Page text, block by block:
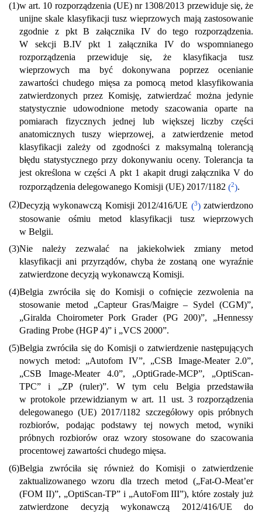
(1)w art. 10 rozporządzenia (UE) nr 1308/2013 przewiduje się, że
unijne skale klasyfikacji tusz wieprzowych mają zastosowanie
zgodnie z pkt B załącznika IV do tego rozporządzenia.
W sekcji B.IV pkt 1 załącznika IV do wspomnianego
rozporządzenia przewiduje się, że klasyfikacja tusz
wieprzowych ma być dokonywana poprzez ocenianie
zawartości chudego mięsa za pomocą metod klasyfikowania
zatwierdzonych przez Komisję, zatwierdzać można jedynie
statystycznie udowodnione metody szacowania oparte na
pomiarach fizycznych jednej lub większej liczby części
anatomicznych tuszy wieprzowej, a zatwierdzenie metod
klasyfikacji zależy od zgodności z maksymalną tolerancją
błędu statystycznego przy dokonywaniu oceny. Tolerancja ta
jest określona w części A pkt 1 akapit drugi załącznika V do
rozporządzenia delegowanego Komisji (UE) 2017/1182 (2).
(2)Decyzją wykonawczą Komisji 2012/416/UE (3)zatwierdzono
stosowanie ośmiu metod klasyfikacji tusz wieprzowych
w Belgii.
(3)Nie należy zezwalać na jakiekolwiek zmiany metod
klasyfikacji ani przyrządów, chyba że zostaną one wyraźnie
zatwierdzone decyzją wykonawczą Komisji.
(4)Belgia zwróciła się do Komisji o cofnięcie zezwolenia na
stosowanie metod „Capteur Gras/Maigre – Sydel (CGM)”,
„Giralda Choirometer Pork Grader (PG 200)”, „Hennessy
Grading Probe (HGP 4)” i „VCS 2000”.
(5)Belgia zwróciła się do Komisji o zatwierdzenie następujących
nowych metod: „Autofom IV”, „CSB Image-Meater 2.0”,
„CSB Image-Meater 4.0”, „OptiGrade-MCP”, „OptiScan-
TPC” i „ZP (ruler)”. W tym celu Belgia przedstawiła
w protokole przewidzianym w art. 11 ust. 3 rozporządzenia
delegowanego (UE) 2017/1182 szczegółowy opis próbnych
rozbiorów, podając podstawy tej nowych metod, wyniki
próbnych rozbiorów oraz wzory stosowane do szacowania
procentowej zawartości chudego mięsa.
(6)Belgia zwróciła się również do Komisji o zatwierdzenie
zaktualizowanego wzoru dla trzech metod („Fat-O-Meat’er
(FOM II)”, „OptiScan-TP” i „AutoFom III”), które zostały już
zatwierdzone decyzją wykonawczą 2012/416/UE do